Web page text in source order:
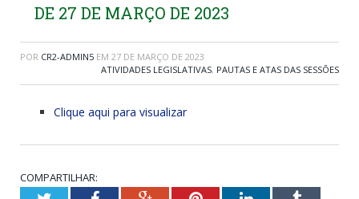
DE 27 DE MARÇO DE 2023
POR CR2-ADMIN5 EM 27 DE MARÇO DE 2023
ATIVIDADES LEGISLATIVAS, PAUTAS E ATAS DAS SESSÕES
Clique aqui para visualizar
COMPARTILHAR: